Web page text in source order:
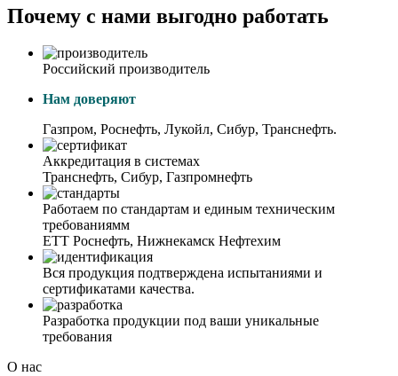
Почему с нами выгодно работать
Российский производитель
Нам доверяют
Газпром, Роснефть, Лукойл, Сибур, Транснефть.
Аккредитация в системах
Транснефть, Сибур, Газпромнефть
Работаем по стандартам и единым техническим
требованиямм
ЕТТ Роснефть, Нижнекамск Нефтехим
Вся продукция подтверждена испытаниями и
сертификатами качества.
Разработка продукции под ваши уникальные
требования
О нас